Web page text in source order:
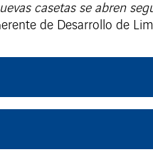
casetas se abren
de Desarrollo de